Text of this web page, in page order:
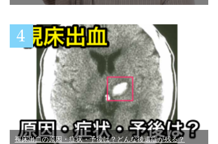
視床出血の原因・症状・予後は？どんな後遺症が残る？